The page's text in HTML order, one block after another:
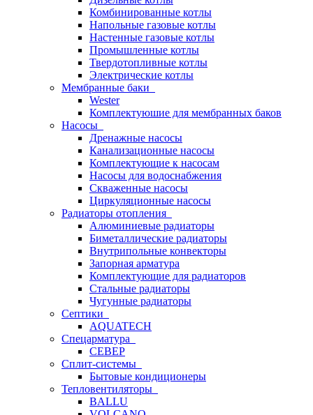
Комбинированные котлы
Напольные газовые котлы
Настенные газовые котлы
Промышленные котлы
Твердотопливные котлы
Электрические котлы
Мембранные баки
Wester
Комплектуюшие для мембранных баков
Насосы
Дренажные насосы
Канализационные насосы
Комплектующие к насосам
Насосы для водоснабжения
Скваженные насосы
Циркуляционные насосы
Радиаторы отопления
Алюминиевые радиаторы
Биметаллические радиаторы
Внутрипольные конвекторы
Запорная арматура
Комплектующие для радиаторов
Стальные радиаторы
Чугунные радиаторы
Септики
AQUATECH
Спецарматура
СЕВЕР
Сплит-системы
Бытовые кондиционеры
Тепловентиляторы
BALLU